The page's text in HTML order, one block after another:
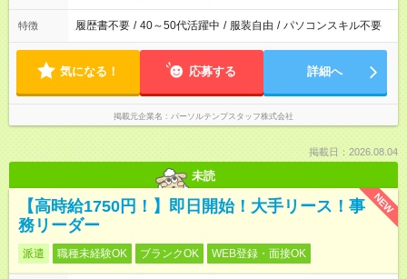
特徴 履歴書不要 / 40～50代活躍中 / 服装自由 / パソコンスキル不要
気になる！ 応募する 詳細へ
掲載元企業名 パーソルテンプスタッフ株式会社
掲載日：2026.08.04
未読
NEW
【高時給1750円！】即日開始！大手リース！事
務リーダー
派遣 職種未経験OK ブランクOK WEB登録・面接OK